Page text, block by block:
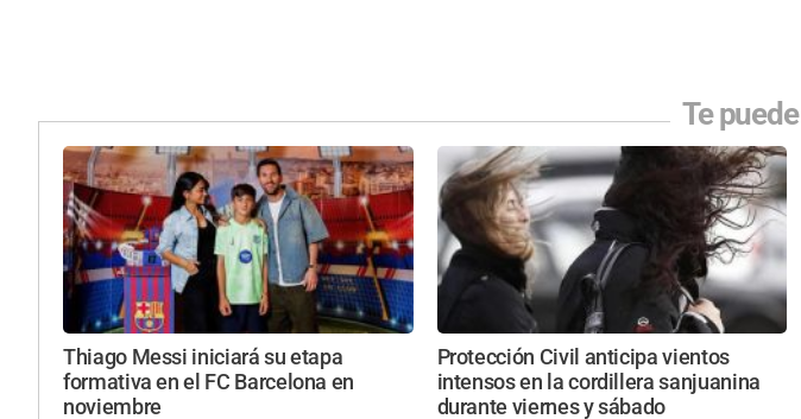
Te puede
Thiago Messi iniciará su etapa
formativa en el FC Barcelona en
noviembre
Protección Civil anticipa vientos
intensos en la cordillera sanjuanina
durante viernes y sábado